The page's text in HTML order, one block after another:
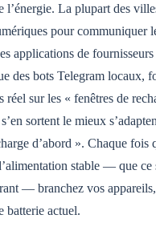
l’énergie. La plupart des
pour communiquer
applications de
des bots Telegram locaux,
réel sur les « fenêtres de
sortent le mieux
d’abord ». Chaque fois
stable — que
— branchez vos
batterie actuel.